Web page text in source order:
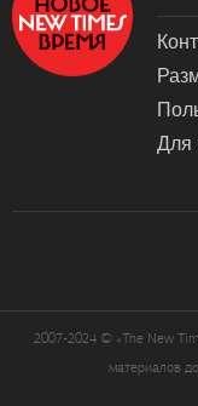
Для
2007-2024 © «The New
материалов